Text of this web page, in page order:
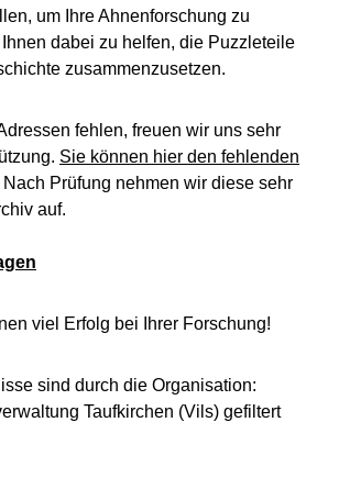
um Ihre Ahnenforschung zu
dabei zu helfen, die Puzzleteile
zusammenzusetzen.
fehlen, freuen wir uns sehr
Sie können hier den fehlenden
Nach Prüfung nehmen wir diese sehr
auf.
viel Erfolg bei Ihrer Forschung!
sind durch die Organisation:
Taufkirchen (Vils) gefiltert